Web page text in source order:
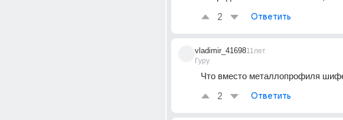
2 Ответить
vladimir_41698
Гуру
11лет
Что вместо металлопрофиля
2 Ответить